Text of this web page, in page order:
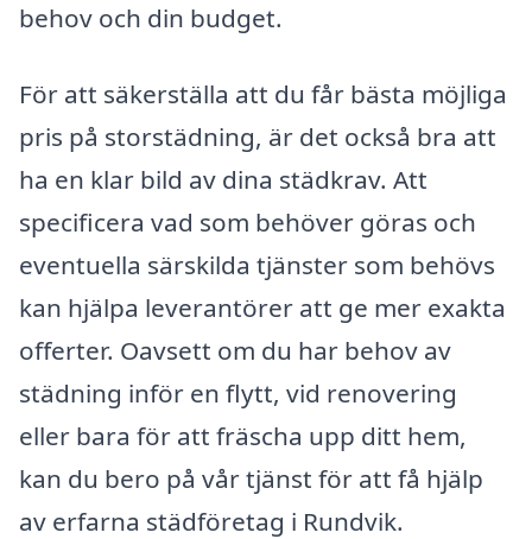
behov och din budget.
För att säkerställa att du får bästa möjliga
pris på storstädning, är det också bra att
ha en klar bild av dina städkrav. Att
specificera vad som behöver göras och
eventuella särskilda tjänster som behövs
kan hjälpa leverantörer att ge mer exakta
offerter. Oavsett om du har behov av
städning inför en flytt, vid renovering
eller bara för att fräscha upp ditt hem,
kan du bero på vår tjänst för att få hjälp
av erfarna städföretag i Rundvik.